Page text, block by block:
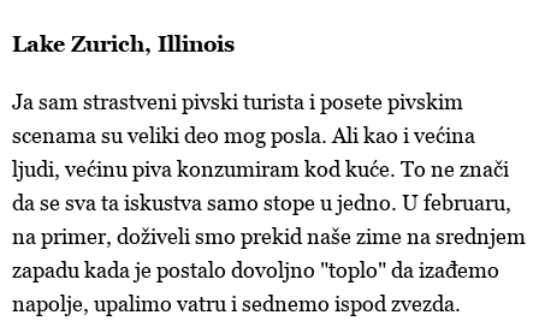
Lake Zurich, Illinois
Ja sam strastveni pivski turista i posete pivskim
scenama su veliki deo mog posla. Ali kao i većina
ljudi, većinu piva konzumiram kod kuće. To ne znači
da se sva ta iskustva samo stope u jedno. U februaru,
na primer, doživeli smo prekid naše zime na srednjem
zapadu kada je postalo dovoljno "toplo" da izađemo
napolje, upalimo vatru i sednemo ispod zvezda.